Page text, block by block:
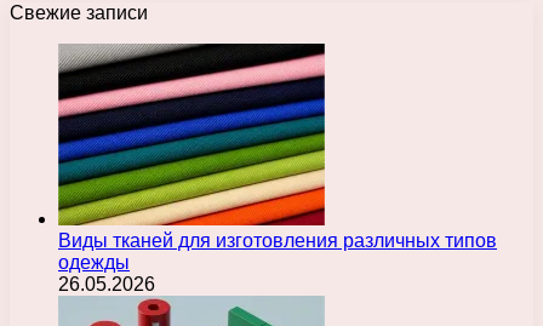
Свежие записи
Виды тканей для изготовления различных типов
одежды
26.05.2026